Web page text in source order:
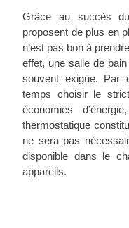
Grâce au succès
proposent de plus en
n’est pas bon à
effet, une salle de
souvent exigüe. Par
temps choisir le
économies
thermostatique
ne sera pas
disponible dans le
appareils.